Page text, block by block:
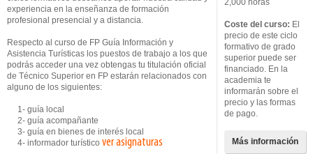
experiencia en la enseñanza de formación
profesional presencial y a distancia.
Respecto al curso de FP Guía Información y
Asistencia Turísticas los puestos de trabajo a los que
podrás acceder una vez obtengas tu titulación oficial
de Técnico Superior en FP estarán relacionados con
alguno de los siguientes:
1- guía local
2- guía acompañante
3- guía en bienes de interés local
4- informador turístico ver asignaturas
2,000 horas
Coste del curso: El
precio de este ciclo
formativo de grado
superior puede ser
financiado. En la
academia te
informarán sobre el
precio y las formas
de pago.
Más información